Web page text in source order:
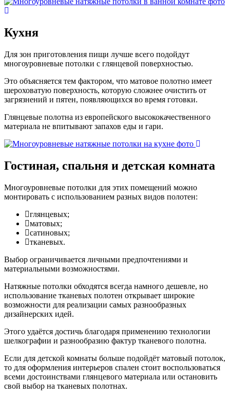
Кухня
Для зон приготовления пищи лучше всего подойдут
многоуровневые потолки с глянцевой поверхностью.
Это объясняется тем фактором, что матовое полотно имеет
шероховатую поверхность, которую сложнее очистить от
загрязнений и пятен, появляющихся во время готовки.
Глянцевые полотна из европейского высококачественного
материала не впитывают запахов еды и гари.
Гостиная, спальня и детская комната
Многоуровневые потолки для этих помещений можно
монтировать с использованием разных видов полотен:
глянцевых;
матовых;
сатиновых;
тканевых.
Выбор ограничивается личными предпочтениями и
материальными возможностями.
Натяжные потолки обходятся всегда намного дешевле, но
использование тканевых полотен открывает широкие
возможности для реализации самых разнообразных
дизайнерских идей.
Этого удаётся достичь благодаря применению технологии
шелкографии и разнообразию фактур тканевого полотна.
Если для детской комнаты больше подойдёт матовый потолок,
то для оформления интерьеров спален стоит воспользоваться
всеми достоинствами глянцевого материала или остановить
свой выбор на тканевых полотнах.